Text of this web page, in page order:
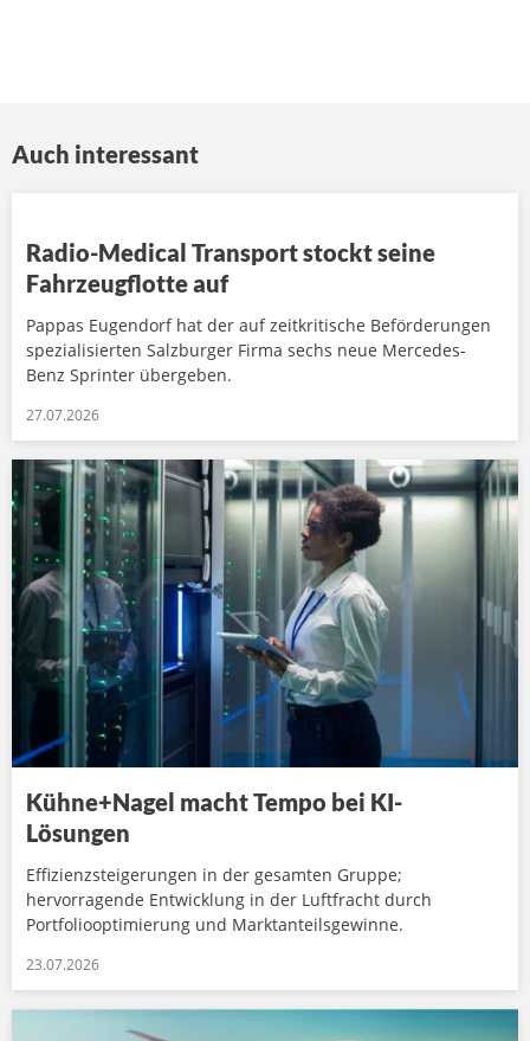
Auch interessant
Radio-Medical Transport stockt seine
Fahrzeugflotte auf
Pappas Eugendorf hat der auf zeitkritische Beförderungen
spezialisierten Salzburger Firma sechs neue Mercedes-
Benz Sprinter übergeben.
27.07.2026
Kühne+Nagel macht Tempo bei KI-
Lösungen
Effizienzsteigerungen in der gesamten Gruppe;
hervorragende Entwicklung in der Luftfracht durch
Portfoliooptimierung und Marktanteilsgewinne.
23.07.2026